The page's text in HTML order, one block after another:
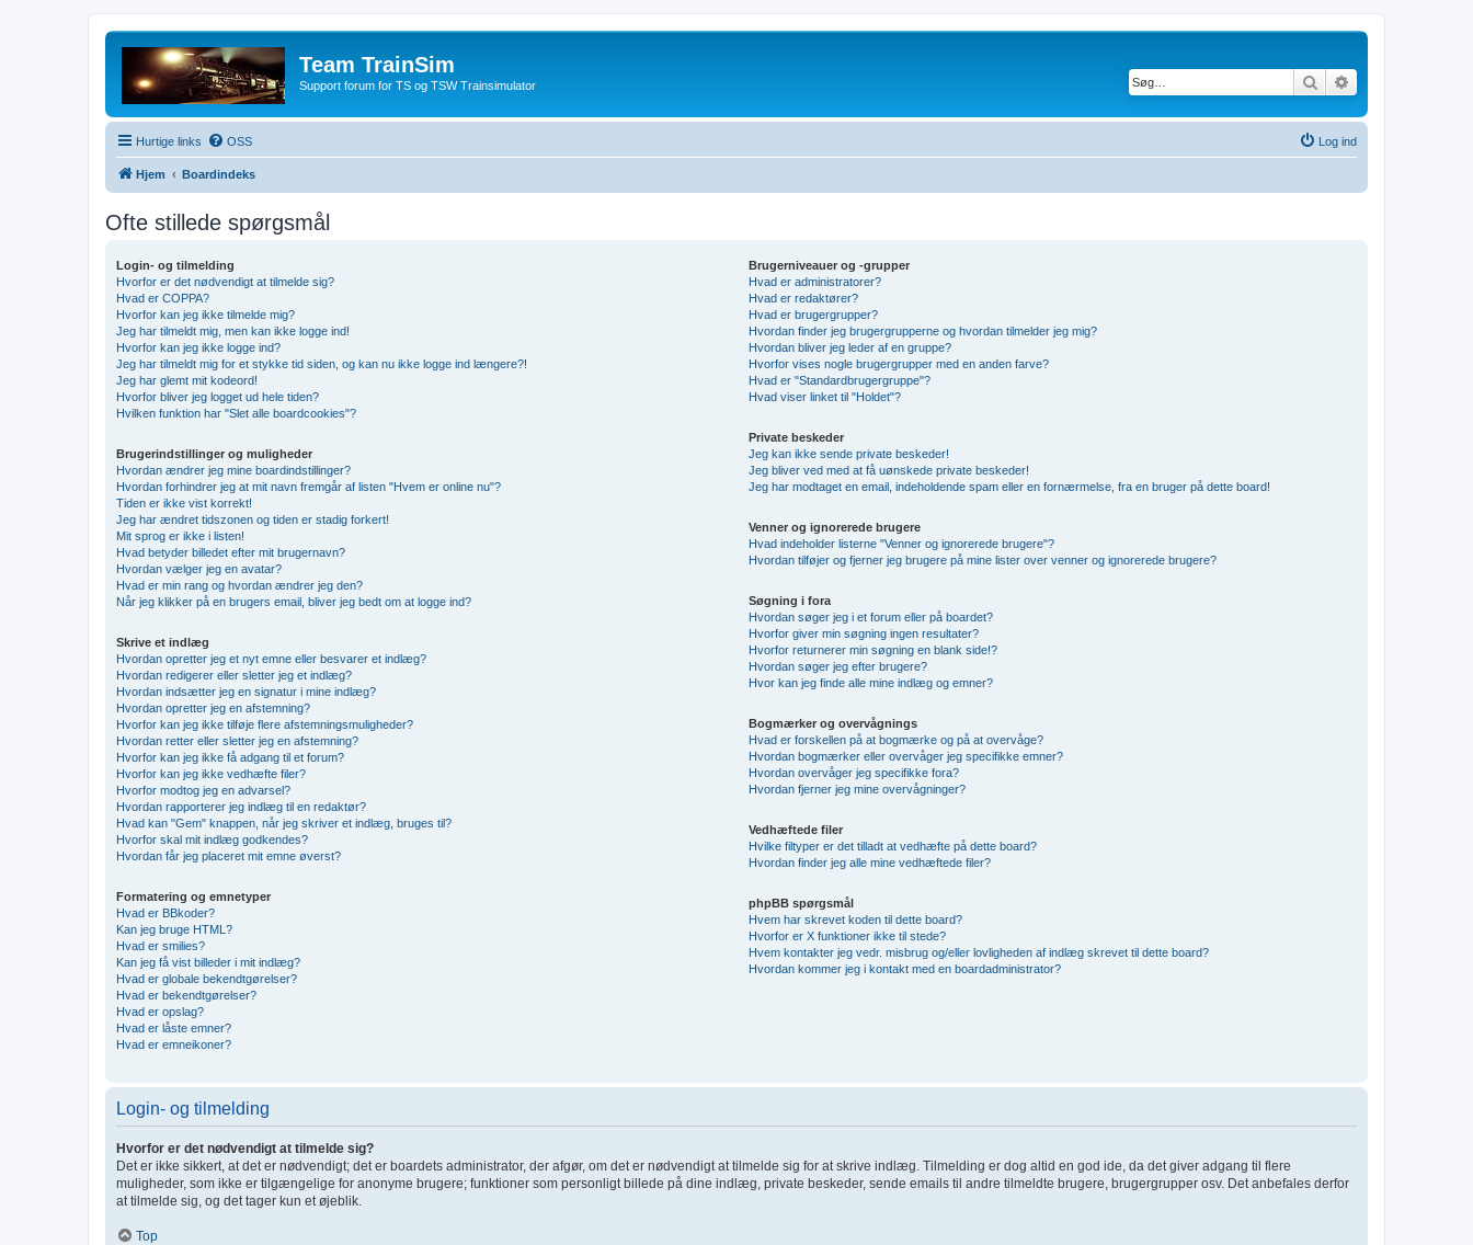
Team TrainSim
Support forum for TS og TSW Trainsimulator Søg
Hurtige links OSS Log ind
Hjem Boardindeks
Ofte stillede spørgsmål
Login- og tilmelding
Hvorfor er det nødvendigt at tilmelde sig?
Hvad er COPPA?
Hvorfor kan jeg ikke tilmelde mig?
Jeg har tilmeldt mig, men kan ikke logge ind!
Hvorfor kan jeg ikke logge ind?
Jeg har tilmeldt mig for et stykke tid siden, og kan nu ikke logge ind længere?!
Jeg har glemt mit kodeord!
Hvorfor bliver jeg logget ud hele tiden?
Hvilken funktion har "Slet alle boardcookies"?
Brugerindstillinger og muligheder
Hvordan ændrer jeg mine boardindstillinger?
Hvordan forhindrer jeg at mit navn fremgår af listen "Hvem er online nu"?
Tiden er ikke vist korrekt!
Jeg har ændret tidszonen og tiden er stadig forkert!
Mit sprog er ikke i listen!
Hvad betyder billedet efter mit brugernavn?
Hvordan vælger jeg en avatar?
Hvad er min rang og hvordan ændrer jeg den?
Når jeg klikker på en brugers email, bliver jeg bedt om at logge ind?
Skrive et indlæg
Hvordan opretter jeg et nyt emne eller besvarer et indlæg?
Hvordan redigerer eller sletter jeg et indlæg?
Hvordan indsætter jeg en signatur i mine indlæg?
Hvordan opretter jeg en afstemning?
Hvorfor kan jeg ikke tilføje flere afstemningsmuligheder?
Hvordan retter eller sletter jeg en afstemning?
Hvorfor kan jeg ikke få adgang til et forum?
Hvorfor kan jeg ikke vedhæfte filer?
Hvorfor modtog jeg en advarsel?
Hvordan rapporterer jeg indlæg til en redaktør?
Hvad kan "Gem" knappen, når jeg skriver et indlæg, bruges til?
Hvorfor skal mit indlæg godkendes?
Hvordan får jeg placeret mit emne øverst?
Formatering og emnetyper
Hvad er BBkoder?
Kan jeg bruge HTML?
Hvad er smilies?
Kan jeg få vist billeder i mit indlæg?
Hvad er globale bekendtgørelser?
Hvad er bekendtgørelser?
Hvad er opslag?
Hvad er låste emner?
Hvad er emneikoner?
Brugerniveauer og -grupper
Hvad er administratorer?
Hvad er redaktører?
Hvad er brugergrupper?
Hvordan finder jeg brugergrupperne og hvordan tilmelder jeg mig?
Hvordan bliver jeg leder af en gruppe?
Hvorfor vises nogle brugergrupper med en anden farve?
Hvad er "Standardbrugergruppe"?
Hvad viser linket til "Holdet"?
Private beskeder
Jeg kan ikke sende private beskeder!
Jeg bliver ved med at få uønskede private beskeder!
Jeg har modtaget en email, indeholdende spam eller en fornærmelse, fra en bruger på dette board!
Venner og ignorerede brugere
Hvad indeholder listerne "Venner og ignorerede brugere"?
Hvordan tilføjer og fjerner jeg brugere på mine lister over venner og ignorerede brugere?
Søgning i fora
Hvordan søger jeg i et forum eller på boardet?
Hvorfor giver min søgning ingen resultater?
Hvorfor returnerer min søgning en blank side!?
Hvordan søger jeg efter brugere?
Hvor kan jeg finde alle mine indlæg og emner?
Bogmærker og overvågnings
Hvad er forskellen på at bogmærke og på at overvåge?
Hvordan bogmærker eller overvåger jeg specifikke emner?
Hvordan overvåger jeg specifikke fora?
Hvordan fjerner jeg mine overvågninger?
Vedhæftede filer
Hvilke filtyper er det tilladt at vedhæfte på dette board?
Hvordan finder jeg alle mine vedhæftede filer?
phpBB spørgsmål
Hvem har skrevet koden til dette board?
Hvorfor er X funktioner ikke til stede?
Hvem kontakter jeg vedr. misbrug og/eller lovligheden af indlæg skrevet til dette board?
Hvordan kommer jeg i kontakt med en boardadministrator?
Login- og tilmelding
Hvorfor er det nødvendigt at tilmelde sig?
Det er ikke sikkert, at det er nødvendigt; det er boardets administrator, der afgør, om det er nødvendigt at tilmelde sig for at skrive indlæg. Tilmelding er dog altid en god ide, da det giver adgang til flere
muligheder, som ikke er tilgængelige for anonyme brugere; funktioner som personligt billede på dine indlæg, private beskeder, sende emails til andre tilmeldte brugere, brugergrupper osv. Det anbefales derfor
at tilmelde sig, og det tager kun et øjeblik.
Top